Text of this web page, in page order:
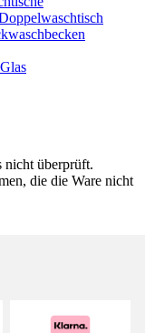
nicht überprüft.
die die Ware nicht